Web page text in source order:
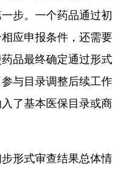
步。一个药品通过初
应申报条件，还需要
品最终确定通过形式
与目录调整后续工作
了基本医保目录或商
形式审查结果总体情